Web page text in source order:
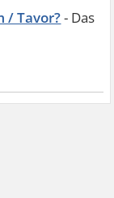
/ Tavor?